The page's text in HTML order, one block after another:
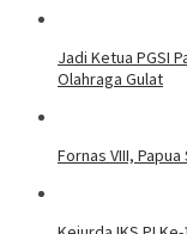
Jadi Ketua PGSI
Olahraga Gulat
Fornas VIII,